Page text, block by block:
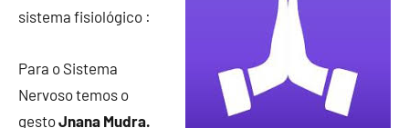
sistema fisiológico :
Para o Sistema
Nervoso temos o
gestoJnana Mudra.